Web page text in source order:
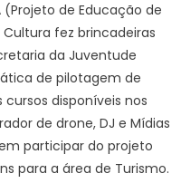
(Projeto de Educação de
fez brincadeiras
da Juventude
de pilotagem de
disponíveis nos
de drone, DJ e Mídias
participar do projeto
para a área de Turismo.